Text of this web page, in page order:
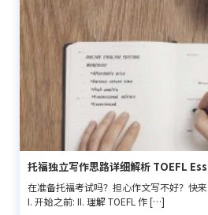
托福独立写作思路详细解析 TOEFL
在准备托福考试吗？担心作文写不好？快
I. 开始之前: II. 理解 TOEFL 作 […]